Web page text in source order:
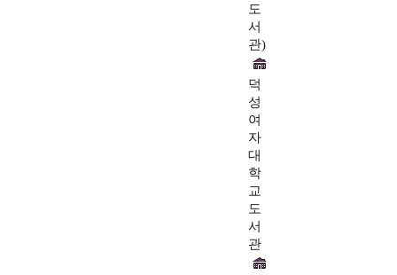
도
서
관)
덕
성
여
자
대
학
교
도
서
관